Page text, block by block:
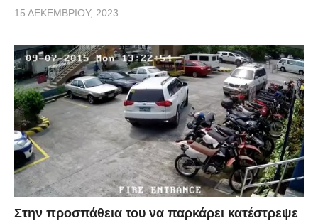
15 ΔΕΚΕΜΒΡΊΟΥ, 2023
Στην προσπάθεια του να παρκάρει κατέστρεψε